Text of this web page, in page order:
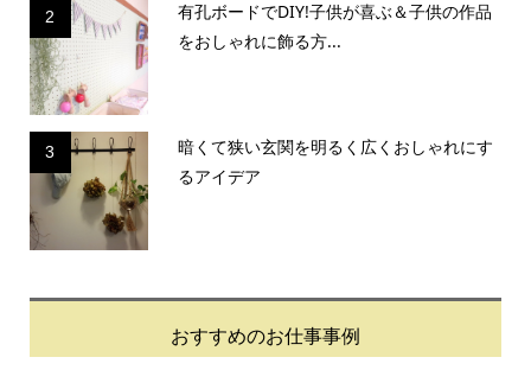
2
有孔ボードでDIY!子供が喜ぶ＆子供の作品
をおしゃれに飾る方...
3
暗くて狭い玄関を明るく広くおしゃれにす
るアイデア
おすすめのお仕事事例